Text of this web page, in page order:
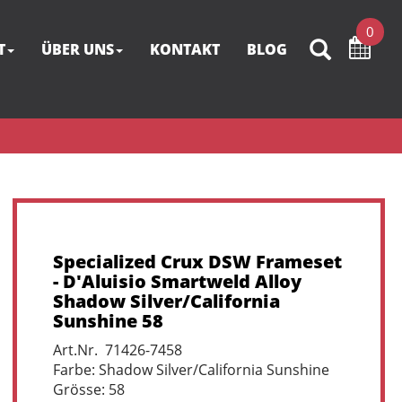
0
ÜBER UNS KONTAKT BLOG
Specialized Crux DSW Frameset
- D'Aluisio Smartweld Alloy
Shadow Silver/California
Sunshine 58
Art.Nr. 71426-7458
Farbe: Shadow Silver/California Sunshine
Grösse: 58